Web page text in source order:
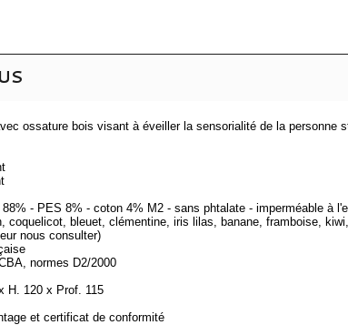
ossature bois visant à éveiller la sensorialité de la personne
- PES 8% - coton 4% M2 - sans phtalate - imperméable à
coquelicot, bleuet, clémentine, iris lilas, banane, framboise,
nous consulter)
normes D2/2000
H. 120 x Prof. 115
et certificat de conformité